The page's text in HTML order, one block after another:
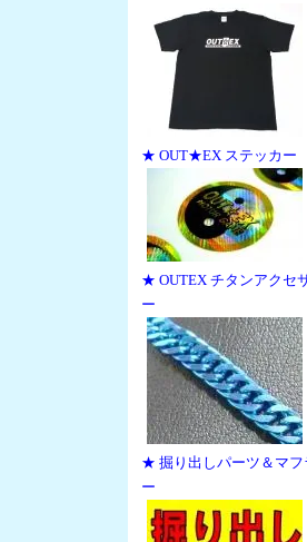
★ OUT★EX ステッカー
★ OUTEX チタンアクセ
ー
★ 掘り出しパーツ＆マフ
ー